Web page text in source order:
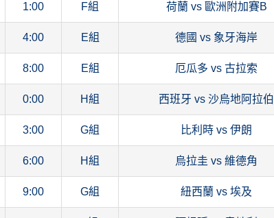
1:00 F組 荷蘭 vs 歐洲附加賽B
4:00 E組 德國 vs 象牙海岸
8:00 E組 厄瓜多 vs 古拉索
0:00 H組 西班牙 vs 沙烏地阿拉伯
3:00 G組 比利時 vs 伊朗
6:00 H組 烏拉圭 vs 維德角
9:00 G組 紐西蘭 vs 埃及